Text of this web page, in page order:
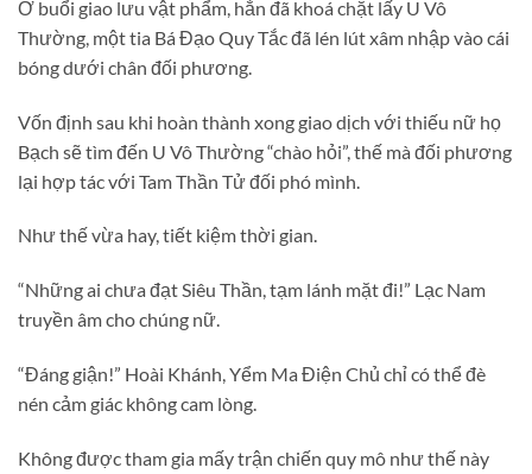
Ở buổi giao lưu vật phẩm, hắn đã khoá chặt lấy U Vô
Thường, một tia Bá Đạo Quy Tắc đã lén lút xâm nhập vào cái
bóng dưới chân đối phương.
Vốn định sau khi hoàn thành xong giao dịch với thiếu nữ họ
Bạch sẽ tìm đến U Vô Thường “chào hỏi”, thế mà đối phương
lại hợp tác với Tam Thần Tử đối phó mình.
Như thế vừa hay, tiết kiệm thời gian.
“Những ai chưa đạt Siêu Thần, tạm lánh mặt đi!” Lạc Nam
truyền âm cho chúng nữ.
“Đáng giận!” Hoài Khánh, Yểm Ma Điện Chủ chỉ có thể đè
nén cảm giác không cam lòng.
Không được tham gia mấy trận chiến quy mô như thế này